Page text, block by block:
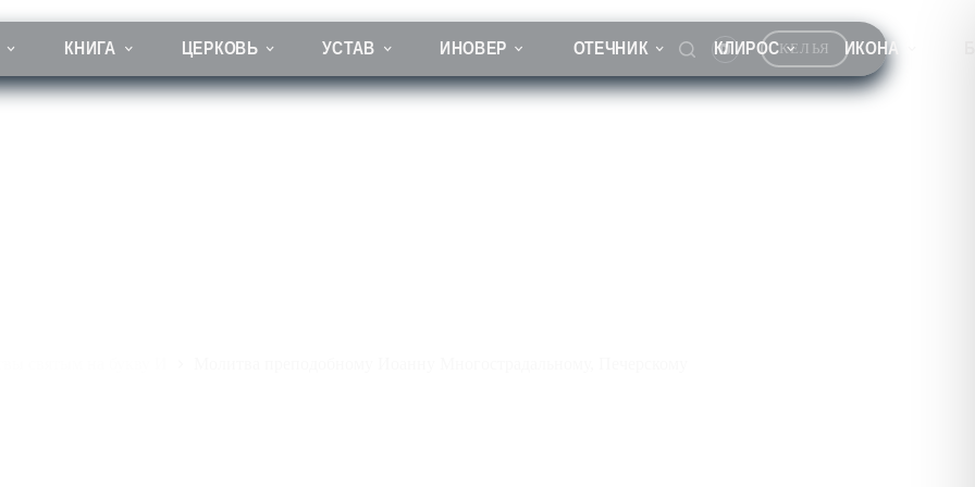
КНИГА ЦЕРКОВЬ УСТАВ ИНОВЕР ОТЕЧНИК КЛИРОС ИКОНА
КЕЛЬЯ